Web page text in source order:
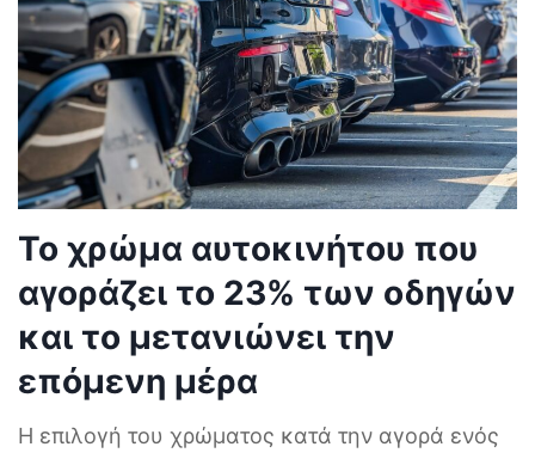
Το χρώμα αυτοκινήτου που
αγοράζει το 23% των οδηγών
και το μετανιώνει την
επόμενη μέρα
Η επιλογή του χρώματος κατά την αγορά ενός